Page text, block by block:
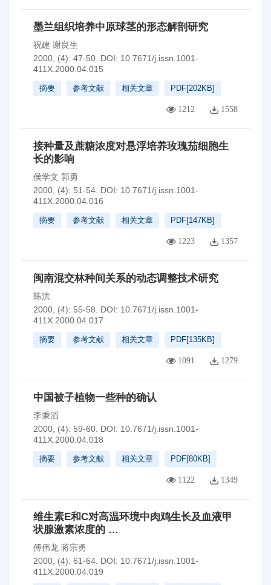
墨兰组织培养中原球茎的形态解剖研究
祝建 谢良生
2000, (4): 47-50. DOI: 10.7671/j.issn.1001-
411X.2000.04.015
摘要 参考文献 相关文章 PDF[202KB]
1212 1558
接种量及蔗糖浓度对悬浮培养玫瑰茄细胞生
长的影响
侯学文 郭勇
2000, (4): 51-54. DOI: 10.7671/j.issn.1001-
411X.2000.04.016
摘要 参考文献 相关文章 PDF[147KB]
1223 1357
闽南混交林种间关系的动态调整技术研究
陈洪
2000, (4): 55-58.
DOI: 10.7671/j.issn.1001-
411X.2000.04.017
摘要 参考文献 相关文章 PDF[135KB]
1091 1279
中国被子植物一些种的确认
李秉滔
2000, (4): 59-60. DOI: 10.7671/j.issn.1001-
411X.2000.04.018
摘要 参考文献 相关文章 PDF[80KB]
1122 1349
维生素E和C对高温环境中肉鸡生长及血液甲
状腺激素浓度的 …
傅伟龙 蒋宗勇
2000, (4): 61-64. DOI: 10.7671/j.issn.1001-
411X.2000.04.019